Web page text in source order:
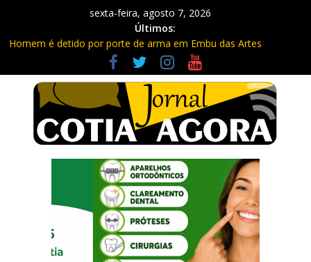
sexta-feira, agosto 7, 2026
Últimos:
Homem é detido por porte de arma em Embu das Artes
Carretas da Capacitação trazem cursos gratuitos para Cotia e
Vargem Grande
Traficante é preso com quase 400 porções de drogas no Jardim
Rosemeire
Radares de Cotia vão passar por manutenção e vias serão
interditadas